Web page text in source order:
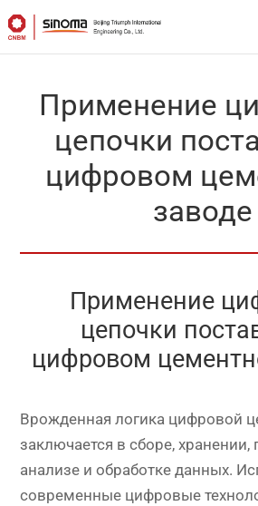
Применение
цепочки
цифровом
заводе
Применение
цепочки
цифровом
Врожденная логика цифровой
заключается в сборе, хранении,
анализе и обработке данных.
современные цифровые